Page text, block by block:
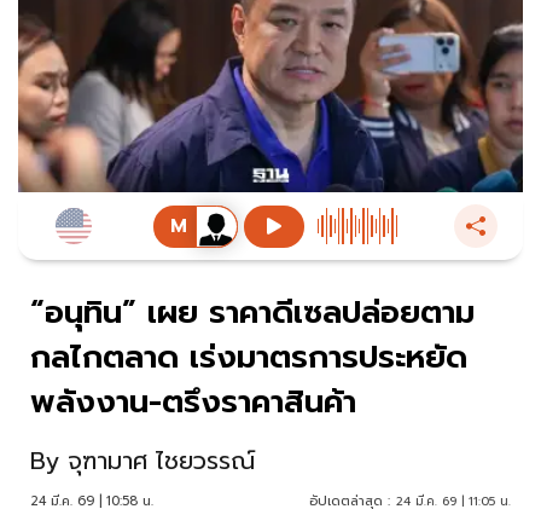
“อนุทิน” เผย ราคาดีเซลปล่อยตาม
กลไกตลาด เร่งมาตรการประหยัด
พลังงาน-ตรึงราคาสินค้า
By จุฑามาศ ไชยวรรณ์
24 มี.ค. 69 | 10:58 น. อัปเดตล่าสุด : 24 มี.ค. 69 | 11:05 น.